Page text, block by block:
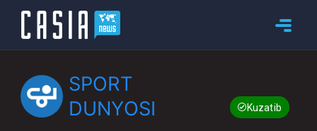
SPORT
DUNYOSI
Kuzatib boring